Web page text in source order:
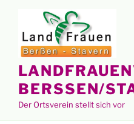
springen
BERSSEN/
Der Ortsverein stellt sich vor